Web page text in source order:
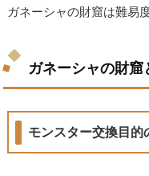
ガネーシャの財窟は難易
ガネーシャの財窟
モンスター交換目的